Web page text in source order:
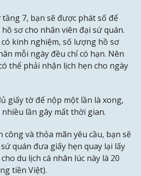
7, bạn sẽ được phát số để
sơ cho nhân viên đại sứ quán.
kinh nghiệm, số lượng hồ sơ
mỗi ngày đều chỉ có hạn. Nên
thể phải nhận lịch hẹn cho ngày
giấy tờ để nộp một lần là xong,
lần gây mất thời gian.
công và thỏa mãn yêu cầu, bạn sẽ
quán đưa giấy hẹn quay lại lấy
du lịch cá nhân lúc này là 20
tiền Việt).